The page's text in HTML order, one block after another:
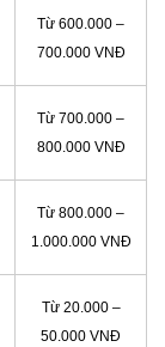
Từ 600.000 –
700.000 VNĐ
Từ 700.000 –
800.000 VNĐ
Từ 800.000 –
1.000.000 VNĐ
Từ 20.000 –
50.000 VNĐ